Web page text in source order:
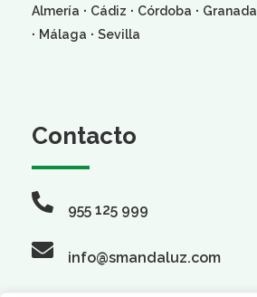
Almería · Cádiz · Córdoba · Granada
· Málaga · Sevilla
Contacto
955 125 999
info@smandaluz.com